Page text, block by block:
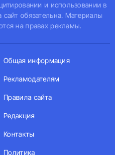
и использовании в
обязательна. Материалы
на правах рекламы.
Общая информация
Рекламодателям
Правила сайта
Редакция
Контакты
Политика